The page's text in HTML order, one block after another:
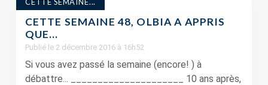
CETTE SEMAINE 48, OLBIA A APPRIS
QUE…
Publié le 2 décembre 2016 à 16h52
Si vous avez passé la semaine (encore! ) à
débattre... _____________________ 10 ans après,